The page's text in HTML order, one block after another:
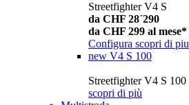
Streetfighter V4 S
da CHF 28´290
da CHF 299 al mese*
Configura scopri di piu
new V4 S 100
Streetfighter V4 S 100
scopri di più